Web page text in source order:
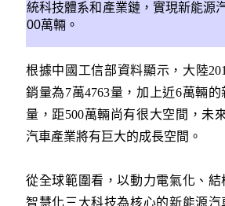
統科技體系和產業鏈，實現新能源
00萬輛。
根據中國工信部資料顯示，大陸
銷量為7萬4763量，加上近6萬輛
量，距500萬輛尚有很大空間，未
汽車產業將有巨大的成長空間。
從全球範圍看，以動力電氣化、
智慧化三大科技為核心的新能源汽